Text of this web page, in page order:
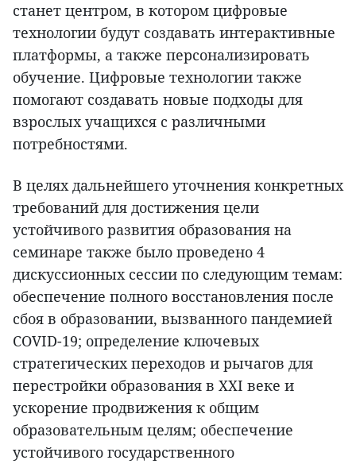
станет центром, в котором цифровые
технологии будут создавать интерактивные
платформы, а также персонализировать
обучение. Цифровые технологии также
помогают создавать новые подходы для
взрослых учащихся с различными
потребностями.
В целях дальнейшего уточнения конкретных
требований для достижения цели
устойчивого развития образования на
семинаре также было проведено 4
дискуссионных сессии по следующим темам:
обеспечение полного восстановления после
сбоя в образовании, вызванного пандемией
COVID-19; определение ключевых
стратегических переходов и рычагов для
перестройки образования в XXI веке и
ускорение продвижения к общим
образовательным целям; обеспечение
устойчивого государственного